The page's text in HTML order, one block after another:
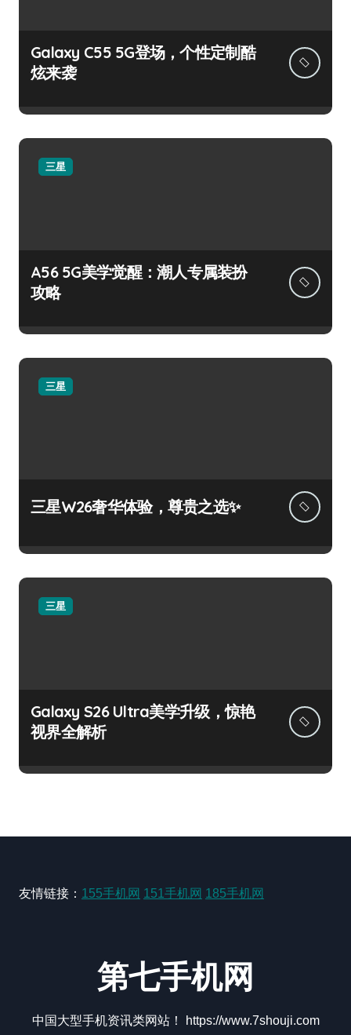
Galaxy C55 5G登场，个性定制酷
炫来袭
三星
A56 5G美学觉醒：潮人专属装扮
攻略
三星
三星W26奢华体验，尊贵之选✨
三星
Galaxy S26 Ultra美学升级，惊艳
视界全解析
友情链接： 155手机网 151手机网 185手机网
第七手机网
中国大型手机资讯类网站！ https://www.7shouji.com